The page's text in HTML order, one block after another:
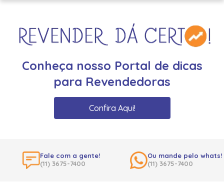
Conheça nosso Portal de dicas
para Revendedoras
Confira Aqui!
Fale com a gente!
(11) 3675-7400
Ou mande pelo whats!
(11) 3675-7400